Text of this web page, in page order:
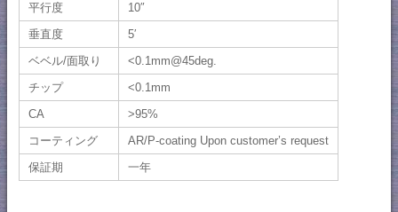
平行度
10″
垂直度
5′
ベベル/面取り
<0.1mm@45deg.
チップ
<0.1mm
CA
>95%
コーティング
AR/P-coating Upon customer’s request
保証期
一年